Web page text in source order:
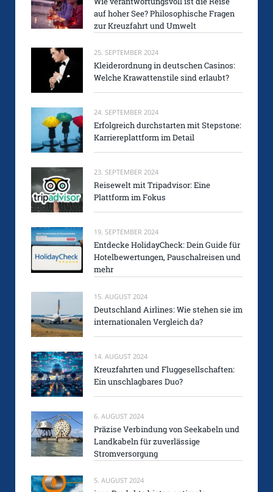
auf hoher See? Philosophische Fragen
zur Kreuzfahrt und Umwelt
25. SEPTEMBER 2024
Kleiderordnung in deutschen Casinos:
Welche Krawattenstile sind erlaubt?
24. SEPTEMBER 2024
Erfolgreich durchstarten mit Stepstone:
Karriereplattform im Detail
23. SEPTEMBER 2024
Reisewelt mit Tripadvisor: Eine
Plattform im Fokus
19. SEPTEMBER 2024
Entdecke HolidayCheck: Dein Guide für
Hotelbewertungen, Pauschalreisen und
mehr
15. AUGUST 2024
Deutschland Airlines: Wie stehen sie im
internationalen Vergleich da?
14. AUGUST 2024
Kreuzfahrten und Fluggesellschaften:
Ein unschlagbares Duo?
6. AUGUST 2024
Präzise Verbindung von Seekabeln und
Landkabeln für zuverlässige
Stromversorgung
5. AUGUST 2024